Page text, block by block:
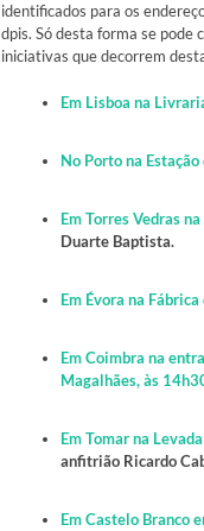
identificados para os
dpis. Só desta forma se
iniciativas que decorrem
Em Lisboa na
No Porto na
Em Torres Vedras
Duarte Baptista.
Em Évora na
Em Coimbra na
Magalhães, às
Em Tomar na
anfitrião Ricardo
Em Castelo Branco